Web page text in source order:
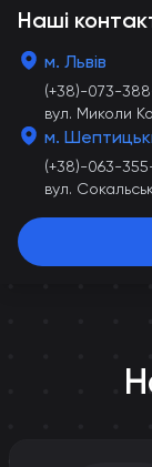
Наші
м. Львів
(+38)-073-
вул. Миколи
м.
(+38)-063-
вул.